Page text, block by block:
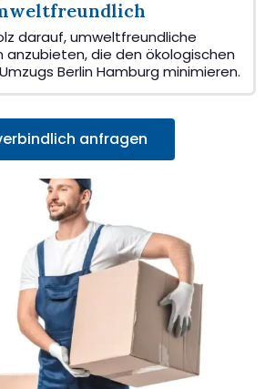
darauf, umweltfreundliche
anzubieten, die den ökologischen
Berlin Hamburg minimieren.
anfragen